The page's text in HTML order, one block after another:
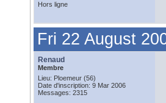
Hors ligne
Fri 22 August
Renaud
Membre
Lieu: Ploemeur (56)
Date d'inscription: 9 Mar 2006
Messages: 2315